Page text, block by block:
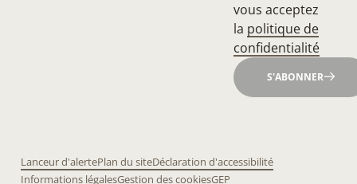
vous acceptez
la politique de
confidentialité
S'ABONNER
Lanceur d'alertePlan du siteDéclaration d'accessibilité
Informations légalesGestion des cookiesGEP